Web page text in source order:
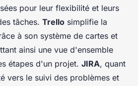
pour leur flexibilité et leurs
tâches. Trello simplifie la
à son système de cartes et
ainsi une vue d'ensemble
étapes d'un projet. JIRA, quant
vers le suivi des problèmes et